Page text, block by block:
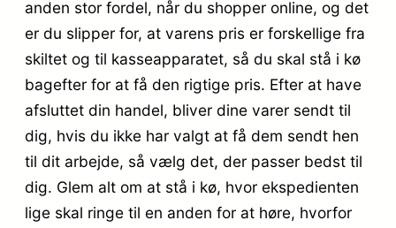
anden stor fordel, når du shopper online, og det
er du slipper for, at varens pris er forskellige fra
skiltet og til kasseapparatet, så du skal stå i kø
bagefter for at få den rigtige pris. Efter at have
afsluttet din handel, bliver dine varer sendt til
dig, hvis du ikke har valgt at få dem sendt hen
til dit arbejde, så vælg det, der passer bedst til
dig. Glem alt om at stå i kø, hvor ekspedienten
lige skal ringe til en anden for at høre, hvorfor